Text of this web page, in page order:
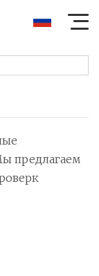
предлагаем